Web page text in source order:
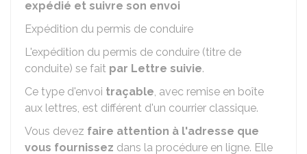
expédié et suivre son envoi
Expédition du permis de conduire
L'expédition du permis de conduire (titre de
conduite) se fait par Lettre suivie.
Ce type d'envoi traçable, avec remise en boîte
aux lettres, est différent d'un courrier classique.
Vous devez faire attention à l'adresse que
vous fournissez dans la procédure en ligne. Elle